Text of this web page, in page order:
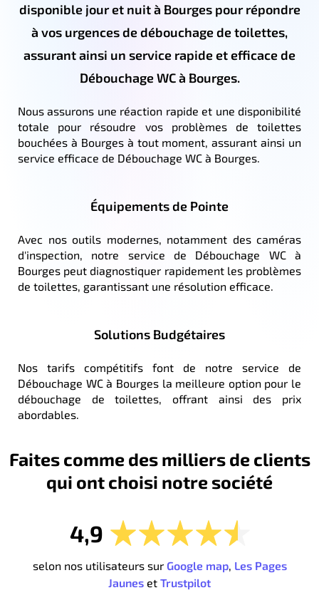
disponible jour et nuit à Bourges pour répondre
à vos urgences de débouchage de toilettes,
assurant ainsi un service rapide et efficace de
Débouchage WC à Bourges.
Nous assurons une réaction rapide et une disponibilité
totale pour résoudre vos problèmes de toilettes
bouchées à Bourges à tout moment, assurant ainsi un
service efficace de Débouchage WC à Bourges.
Équipements de Pointe
Avec nos outils modernes, notamment des caméras
d'inspection, notre service de Débouchage WC à
Bourges peut diagnostiquer rapidement les problèmes
de toilettes, garantissant une résolution efficace.
Solutions Budgétaires
Nos tarifs compétitifs font de notre service de
Débouchage WC à Bourges la meilleure option pour le
débouchage de toilettes, offrant ainsi des prix
abordables.
Faites comme des milliers de clients
qui ont choisi notre société
4,9
selon nos utilisateurs sur Google map, Les Pages
Jaunes et Trustpilot